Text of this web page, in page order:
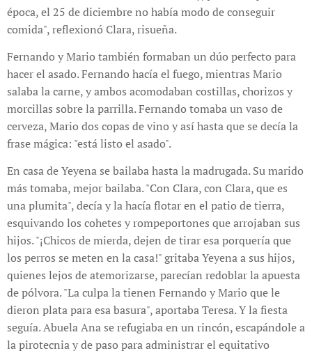
época, el 25 de diciembre no había modo de conseguir
comida", reflexionó Clara, risueña.
Fernando y Mario también formaban un dúo perfecto para
hacer el asado. Fernando hacía el fuego, mientras Mario
salaba la carne, y ambos acomodaban costillas, chorizos y
morcillas sobre la parrilla. Fernando tomaba un vaso de
cerveza, Mario dos copas de vino y así hasta que se decía la
frase mágica: "está listo el asado".
En casa de Yeyena se bailaba hasta la madrugada. Su marido
más tomaba, mejor bailaba. "Con Clara, con Clara, que es
una plumita", decía y la hacía flotar en el patio de tierra,
esquivando los cohetes y rompeportones que arrojaban sus
hijos. "¡Chicos de mierda, dejen de tirar esa porquería que
los perros se meten en la casa!" gritaba Yeyena a sus hijos,
quienes lejos de atemorizarse, parecían redoblar la apuesta
de pólvora. "La culpa la tienen Fernando y Mario que le
dieron plata para esa basura", aportaba Teresa. Y la fiesta
seguía. Abuela Ana se refugiaba en un rincón, escapándole a
la pirotecnia y de paso para administrar el equitativo